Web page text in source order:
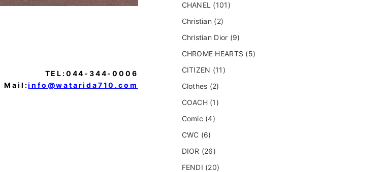
TEL:044-344-0006
Mail:info@watarida710.com
CHANEL (101)
Christian (2)
Christian Dior (9)
CHROME HEARTS (5)
CITIZEN (11)
Clothes (2)
COACH (1)
Comic (4)
CWC (6)
DIOR (26)
FENDI (20)